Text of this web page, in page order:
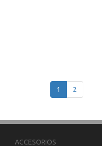
1 2
ACCESORIOS